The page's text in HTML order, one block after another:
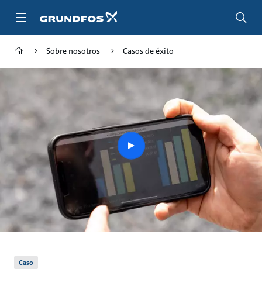
Sobre nosotros Casos de éxito
play
button
Caso